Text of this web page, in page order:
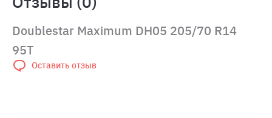
Doublestar Maximum DH05 205/70 R14
95T
Оставить отзыв